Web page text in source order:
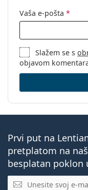
Vaša e-pošta *
Slažem se s
objavom
Prvi put na
pretplatom na
besplatan poklon
E-mail